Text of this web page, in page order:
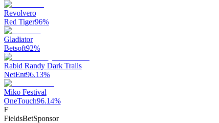
Revolvero
Red Tiger96%
Gladiator
Betsoft92%
Rabid Randy Dark Trails
NetEnt96.13%
Miko Festival
OneTouch96.14%
F
FieldsBetSponsor